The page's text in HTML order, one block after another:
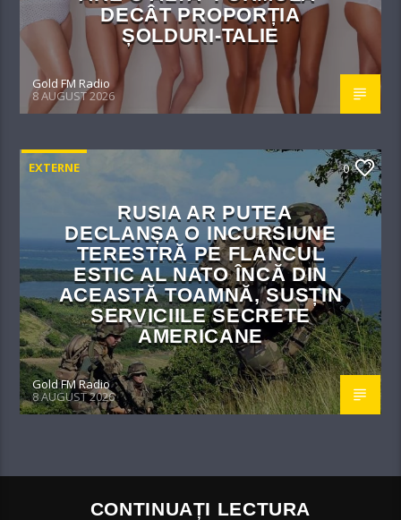
DECÂT PROPORȚIA
ȘOLDURI-TALIE
Gold FM Radio
8 AUGUST 2026
EXTERNE 0
RUSIA AR PUTEA
DECLANȘA O INCURSIUNE
TERESTRĂ PE FLANCUL
ESTIC AL NATO ÎNCĂ DIN
ACEASTĂ TOAMNĂ, SUSȚIN
SERVICIILE SECRETE
AMERICANE
Gold FM Radio
8 AUGUST 2026
CONTINUAȚI LECTURA